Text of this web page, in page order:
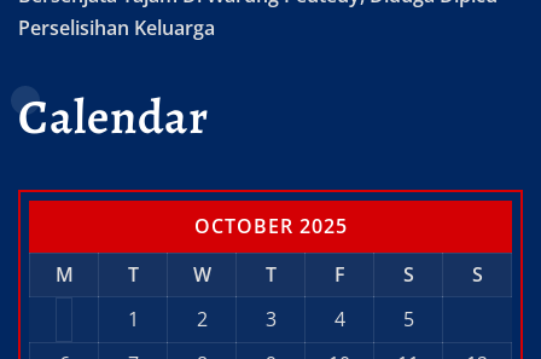
Perselisihan Keluarga
Calendar
OCTOBER 2025
M
T W T F S
S
1
2 3 4
5